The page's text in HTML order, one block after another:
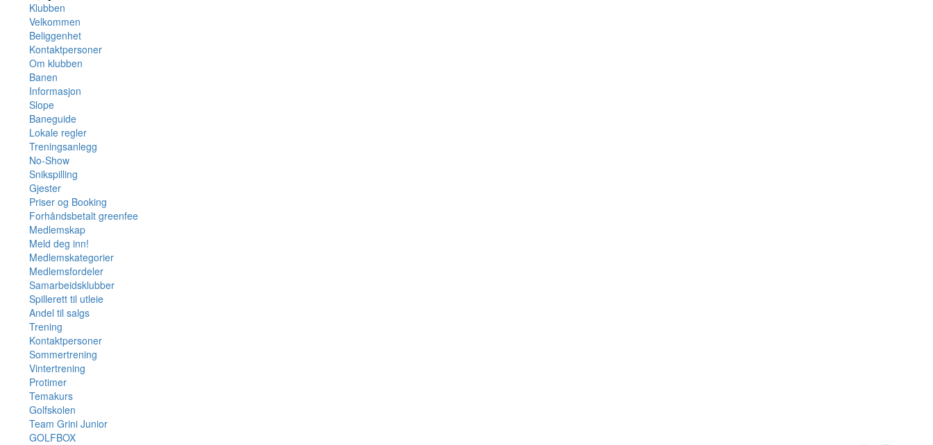
Klubben
Velkommen
Beliggenhet
Kontaktpersoner
Om klubben
Banen
Informasjon
Slope
Baneguide
Lokale regler
Treningsanlegg
No-Show
Snikspilling
Gjester
Priser og Booking
Forhåndsbetalt greenfee
Medlemskap
Meld deg inn!
Medlemskategorier
Medlemsfordeler
Samarbeidsklubber
Spillerett til utleie
Andel til salgs
Trening
Kontaktpersoner
Sommertrening
Vintertrening
Protimer
Temakurs
Golfskolen
Team Grini Junior
GOLFBOX